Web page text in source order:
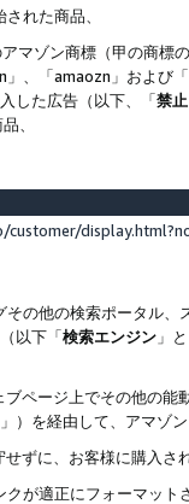
れた商品、
マゾン商標（甲の商
、「amaozn」および
した広告（以下、「禁
、
の他の検索ポータル
以下「検索エンジン 」
ページ上でその他の
」）を経由して、アマゾ
ずに、お客様に購入さ
が適正にフォーマッ